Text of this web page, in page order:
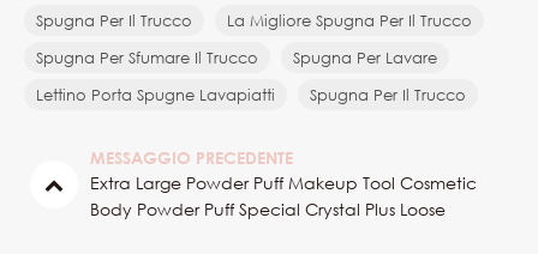
Spugna Per Il Trucco
La Migliore Spugna Per Il Trucco
Spugna Per Sfumare Il Trucco
Spugna Per Lavare
Lettino Porta Spugne Lavapiatti
Spugna Per Il Trucco
MESSAGGIO PRECEDENTE
Extra Large Powder Puff Makeup Tool Cosmetic
Body Powder Puff Special Crystal Plus Loose